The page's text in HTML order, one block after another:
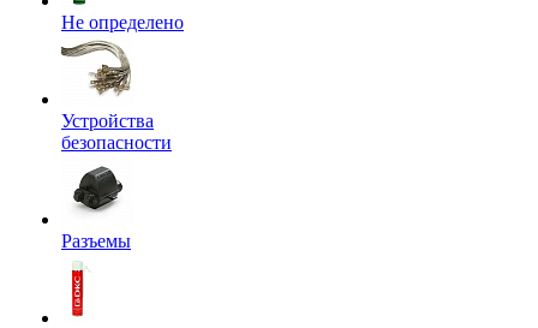
Не определено
Устройства
безопасности
Разъемы